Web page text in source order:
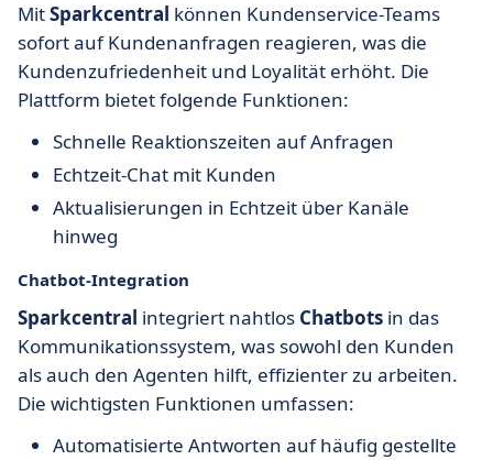
MitSparkcentral können Kundenservice-Teams
sofort auf Kundenanfragen reagieren, was die
Kundenzufriedenheit und Loyalität erhöht. Die
Plattform bietet folgende Funktionen:
Schnelle Reaktionszeiten auf Anfragen
Echtzeit-Chat mit Kunden
Aktualisierungen in Echtzeit über Kanäle
hinweg
Chatbot-Integration
Sparkcentral integriert nahtlos Chatbots in das
Kommunikationssystem, was sowohl den Kunden
als auch den Agenten hilft, effizienter zu arbeiten.
Die wichtigsten Funktionen umfassen:
Automatisierte Antworten auf häufig gestellte